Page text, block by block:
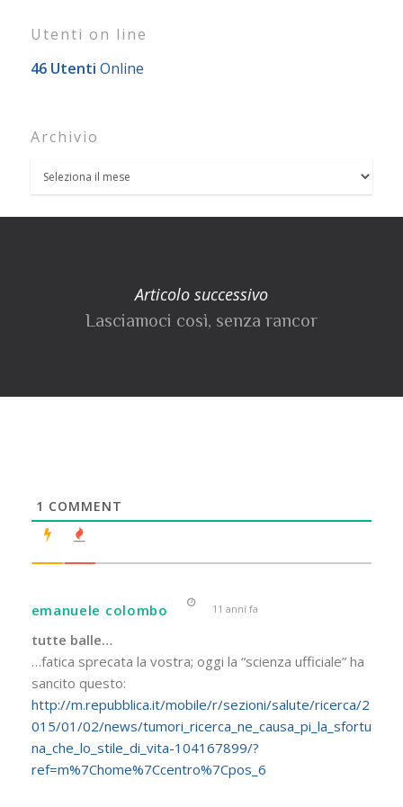
Utenti on line
46 Utenti Online
Archivio
Articolo successivo
Lasciamoci così, senza rancor
1 COMMENT
emanuele colombo 11 anni fa
tutte balle…
…fatica sprecata la vostra; oggi la “scienza ufficiale” ha
sancito questo:
http://m.repubblica.it/mobile/r/sezioni/salute/ricerca/2
015/01/02/news/tumori_ricerca_ne_causa_pi_la_sfortu
na_che_lo_stile_di_vita-104167899/?
ref=m%7Chome%7Ccentro%7Cpos_6